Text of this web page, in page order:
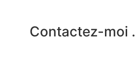
Contactez-moi .